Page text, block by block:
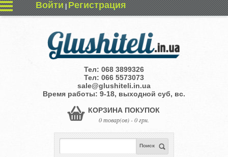
Войти|Регистрация
Тел: 068 3899326
Тел: 066 5573073
sale@glushiteli.in.ua
Время работы: 9-18, выходной суб, вс.
КОРЗИНА ПОКУПОК
0 товар(ов) - 0 грн.
Поиск